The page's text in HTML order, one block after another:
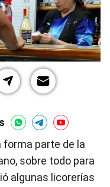
forma parte de la
sobre todo para
algunas licorerías